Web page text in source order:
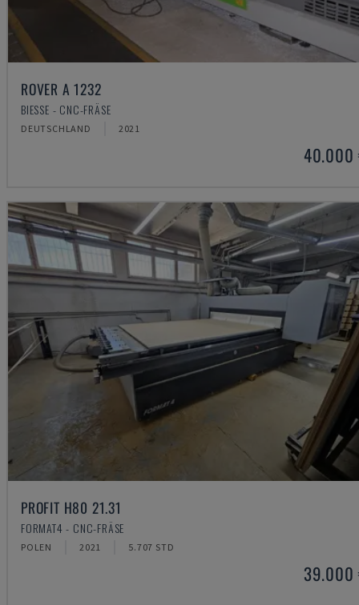
ROVER A 1232
BIESSE - CNC-FRÄSE
DEUTSCHLAND 2021
40.000
PROFIT H80 21.31
FORMAT4 - CNC-FRÄSE
POLEN 2021 5.707 STD
39.000